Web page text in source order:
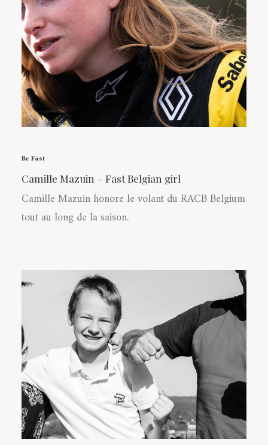
Be Fast
Camille Mazuin – Fast Belgian girl
Camille Mazuin honore le volant du RACB Belgium
tout au long de la saison.